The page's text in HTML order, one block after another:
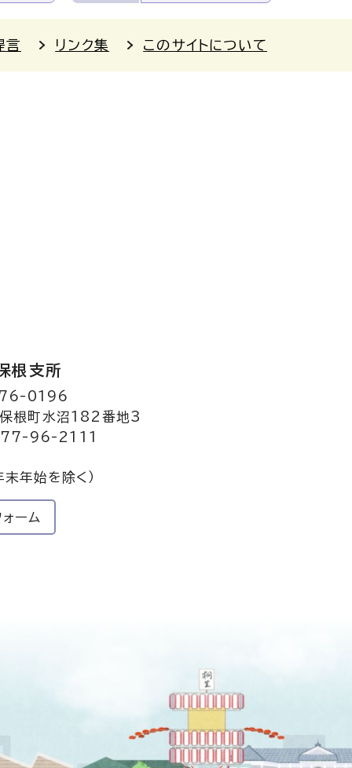
言 リンク集 このサイトについて
根支所
0196
根町水沼182番地3
96-2111
末年始を除く）
ーム